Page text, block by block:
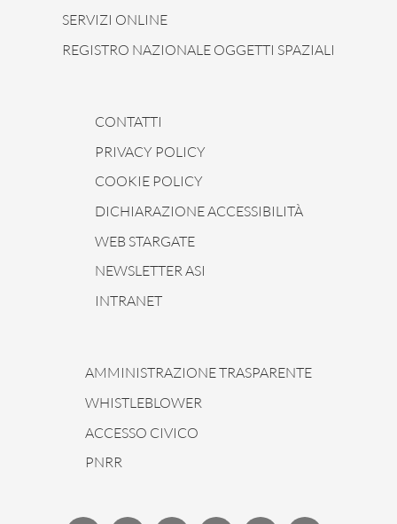
SERVIZI ONLINE
REGISTRO NAZIONALE OGGETTI SPAZIALI
CONTATTI
PRIVACY POLICY
COOKIE POLICY
DICHIARAZIONE ACCESSIBILITÀ
WEB STARGATE
NEWSLETTER ASI
INTRANET
AMMINISTRAZIONE TRASPARENTE
WHISTLEBLOWER
ACCESSO CIVICO
PNRR